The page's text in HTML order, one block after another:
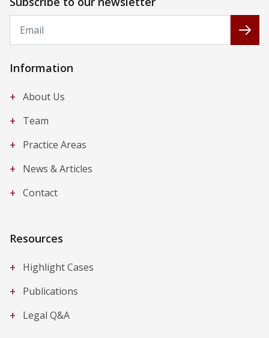
Information
+ About Us
+ Team
+ Practice Areas
+ News & Articles
+ Contact
Resources
+
Highlight Cases
+ Publications
+ Legal Q&A